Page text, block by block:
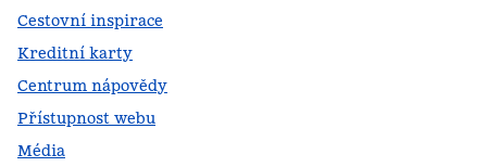
Cestovní inspirace
Kreditní karty
Centrum nápovědy
Přístupnost webu
Média